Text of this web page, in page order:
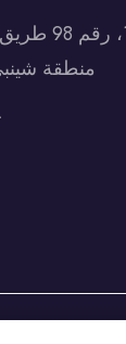
رقم 1-1،
منطقة